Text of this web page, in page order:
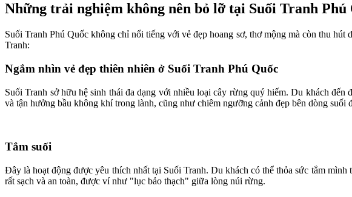
Những trải nghiệm không nên bỏ lỡ tại Suối Tranh Phú
Suối Tranh Phú Quốc không chỉ nổi tiếng với vẻ đẹp hoang sơ, thơ mộng mà còn thu
Tranh:
Ngắm nhìn vẻ đẹp thiên nhiên ở Suối Tranh Phú Quốc
Suối Tranh sở hữu hệ sinh thái đa dạng với nhiều loại cây rừng quý hiếm. Du khách
và tận hưởng bầu không khí trong lành, cũng như chiêm ngưỡng cảnh đẹp bên dòng suối
Tắm suối
Đây là hoạt động được yêu thích nhất tại Suối Tranh. Du khách có thể thỏa sức tắm
rất sạch và an toàn, được ví như "lục bảo thạch" giữa lòng núi rừng.